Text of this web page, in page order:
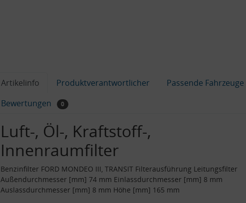
Artikelinfo Produktverantwortlicher
Passende Fahrzeuge
Bewertungen
0
Luft-, Öl-, Kraftstoff-,
Innenraumfilter
Benzinfilter FORD MONDEO III, TRANSIT Filterausführung Leitungsfilter
Außendurchmesser [mm] 74 mm Einlassdurchmesser [mm] 8 mm
Auslassdurchmesser [mm] 8 mm Höhe [mm] 165 mm